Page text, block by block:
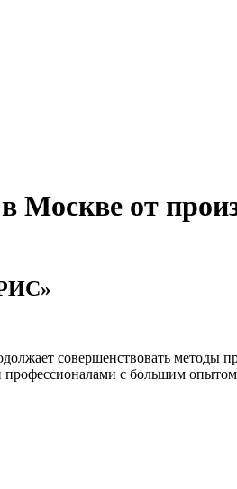
в Москве от
совершенствовать методы
с большим